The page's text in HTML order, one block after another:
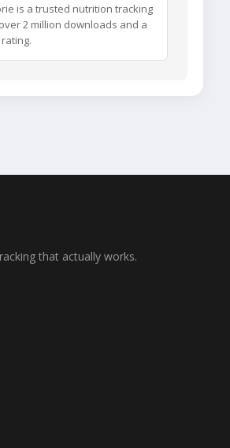
is a trusted nutrition tracking
2 million downloads and a
that actually works.